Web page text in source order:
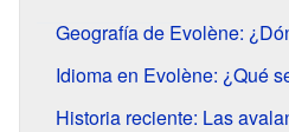
Geografía de Evolène:
Idioma en Evolène: ¿Qué
Historia reciente: Las